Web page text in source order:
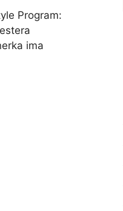
Program:
ima